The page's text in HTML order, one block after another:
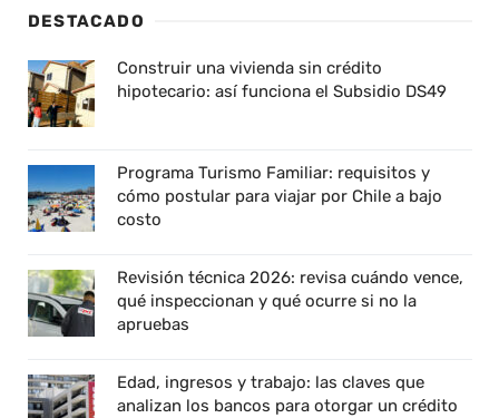
DESTACADO
Construir una vivienda sin crédito
hipotecario: así funciona el Subsidio DS49
Programa Turismo Familiar: requisitos y
cómo postular para viajar por Chile a bajo
costo
Revisión técnica 2026: revisa cuándo vence,
qué inspeccionan y qué ocurre si no la
apruebas
Edad, ingresos y trabajo: las claves que
analizan los bancos para otorgar un crédito